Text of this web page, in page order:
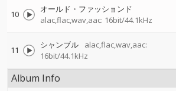
10
オールド・ファッションド
alac,flac,wav,aac: 16bit/44.1kHz
11 シャンブル
alac,flac,wav,aac:
16bit/44.1kHz
Album Info